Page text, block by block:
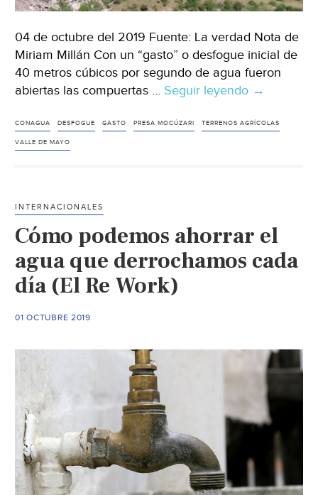
04 de octubre del 2019 Fuente: La verdad Nota de
Miriam Millán Con un “gasto” o desfogue inicial de
40 metros cúbicos por segundo de agua fueron
abiertas las compuertas … Seguir leyendo Sonora:
compuertas
agrícolas
Mayo
→
CONAGUA DESFOGUE GASTO PRESA MOCÚZARI TERRENOS AGRÍCOLAS
VALLE DE MAYO
INTERNACIONALES
Cómo podemos ahorrar el
agua que derrochamos cada
día (El Re Work)
01 OCTUBRE 2019